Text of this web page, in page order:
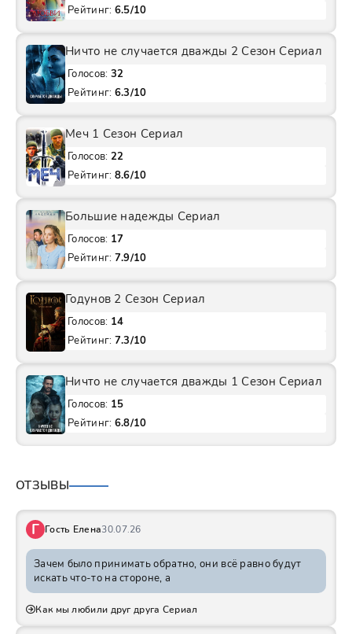
Рейтинг: 6.5/10
Ничто не случается дважды 2 Сезон Сериал
Голосов: 32
Рейтинг: 6.3/10
Меч 1 Сезон Сериал
Голосов: 22
Рейтинг: 8.6/10
Большие надежды Сериал
Голосов: 17
Рейтинг: 7.9/10
Годунов 2 Сезон Сериал
Голосов: 14
Рейтинг: 7.3/10
Ничто не случается дважды 1 Сезон Сериал
Голосов: 15
Рейтинг: 6.8/10
ОТЗЫВЫ
Г Гость Елена30.07.26
Зачем было принимать обратно, они всё равно будут
искать что-то на стороне, а
Как мы любили друг друга Сериал